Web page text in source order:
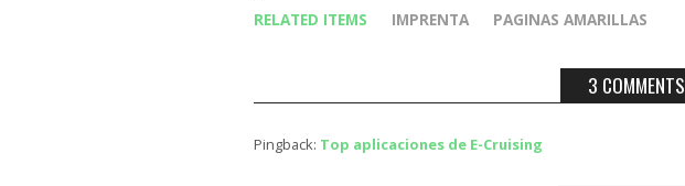
RELATED ITEMS IMPRENTA PAGINAS AMARILLAS
3 COMMENTS
Pingback: Top aplicaciones de E-Cruising